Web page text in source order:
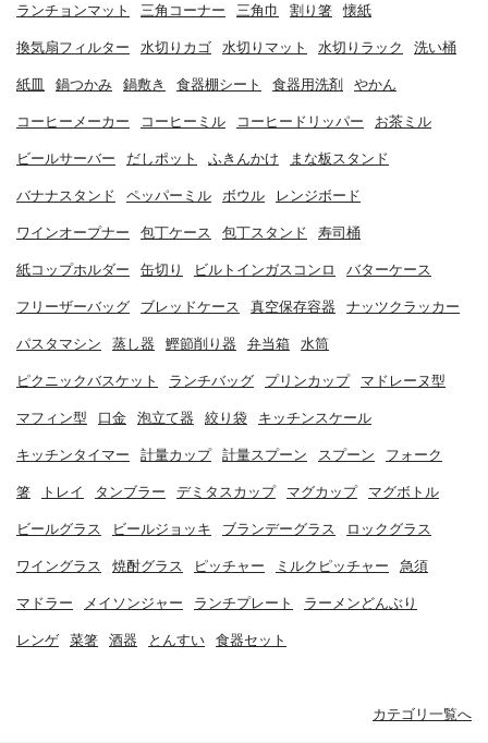
ランチョンマット 三角コーナー 三角巾 割り箸 懐紙
換気扇フィルター 水切りカゴ 水切りマット 水切りラック 洗い桶
紙皿 鍋つかみ 鍋敷き 食器棚シート 食器用洗剤 やかん
コーヒーメーカー コーヒーミル コーヒードリッパー お茶ミル
ビールサーバー だしポット ふきんかけ まな板スタンド
バナナスタンド ペッパーミル ボウル レンジボード
ワインオープナー 包丁ケース 包丁スタンド 寿司桶
紙コップホルダー 缶切り ビルトインガスコンロ バターケース
フリーザーバッグ ブレッドケース 真空保存容器 ナッツクラッカー
パスタマシン 蒸し器 鰹節削り器 弁当箱 水筒
ピクニックバスケット ランチバッグ プリンカップ マドレーヌ型
マフィン型 口金 泡立て器 絞り袋 キッチンスケール
キッチンタイマー 計量カップ 計量スプーン スプーン フォーク
箸 トレイ タンブラー デミタスカップ マグカップ マグボトル
ビールグラス ビールジョッキ ブランデーグラス ロックグラス
ワイングラス 焼酎グラス ピッチャー ミルクピッチャー 急須
マドラー メイソンジャー ランチプレート ラーメンどんぶり
レンゲ 菜箸 酒器 とんすい 食器セット
カテゴリ一覧へ